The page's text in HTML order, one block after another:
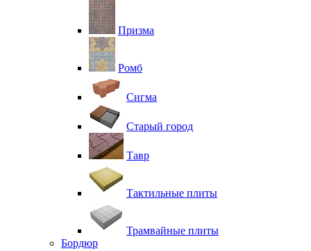
Призма
Ромб
Сигма
Старый город
Тавр
Тактильные плиты
Трамвайные плиты
Бордюр